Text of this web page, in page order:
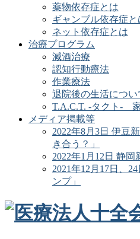
薬物依存症とは
ギャンブル依存症と
ネット依存症とは
治療プログラム
減酒治療
認知行動療法
作業療法
退院後の生活につい
T.A.C.T. -タクト-
メディア掲載等
2022年8月3日 伊豆
き合う？」
2022年1月12日 静岡
2021年12月17日、
ンプ」